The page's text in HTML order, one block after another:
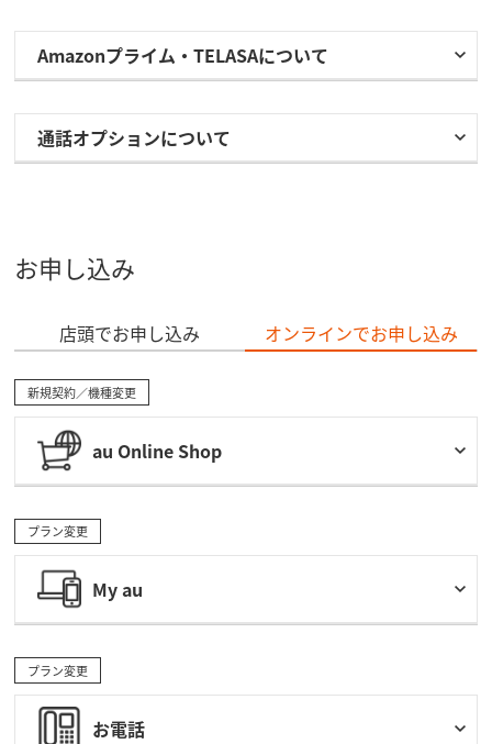
Amazonプライム・TELASAについて
通話オプションについて
お申し込み
店頭でお申し込み オンラインでお申し込み
新規契約／機種変更
au Online Shop
プラン変更
My au
プラン変更
お電話